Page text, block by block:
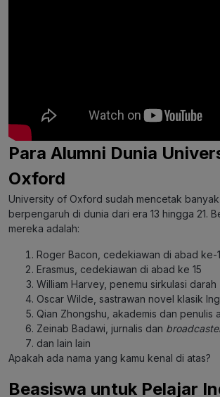
Para Alumni Dunia
Oxford
University of Oxford sudah mencetak banyak
berpengaruh di dunia dari era 13 hingga 21.
mereka adalah:
Roger Bacon, cedekiawan di abad ke-
Erasmus, cedekiawan di abad ke 15
William Harvey, penemu sirkulasi darah
Oscar Wilde, sastrawan novel klasik
Qian Zhongshu, akademis dan penulis
Zeinab Badawi, jurnalis dan
dan lain lain
Apakah ada nama yang kamu kenal di atas?
Beasiswa untuk Pelajar